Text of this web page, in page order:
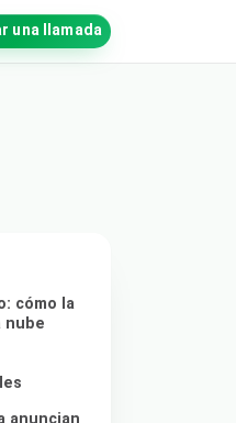
una llamada
cómo la
nube
anuncian